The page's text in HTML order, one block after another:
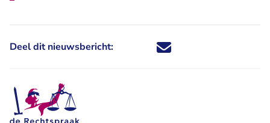
Deel dit nieuwsbericht: Deel dit nieuwsbericht via X -
Deel dit nieuwsbericht via
Deel dit nieuwsbericht
Deel dit